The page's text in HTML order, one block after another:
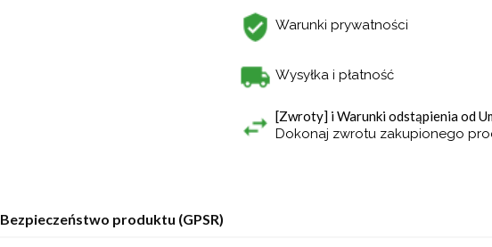
Warunki prywatności
Wysyłka i płatność
[Zwroty] i Warunki odstąpienia od
Dokonaj zwrotu zakupionego
Bezpieczeństwo produktu (GPSR)